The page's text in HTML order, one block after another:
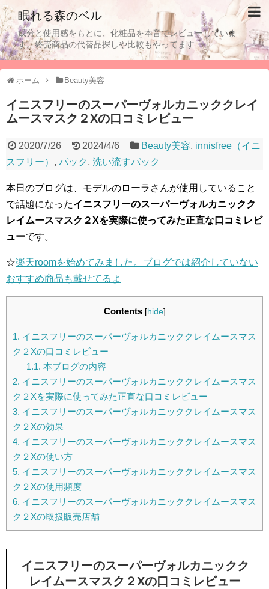
眠れる森のベル
成分と使用感をもとに、化粧品を本音でレビューしていま
す。終売商品の代替品探しや比較もやってます
ホーム Beauty美容
イニスフリーのスーパーヴォルカニッククレイ
ムースマスク２Xの口コミレビュー
2020/7/26 2024/4/6 Beauty美容, innisfree（イニ
スフリー） , パック , 洗い流すパック
本日のブログは、モデルのローラさんが使用していること
で話題になったイニスフリーのスーパーヴォルカニックク
レイムースマスク２Xを実際に使ってみた正直な口コミレビ
ューです。
☆楽天roomを始めてみました。ブログでは紹介していない
おすすめ商品も載せてるよ
Contents [hide]
1. イニスフリーのスーパーヴォルカニッククレイムースマス
ク２Xの口コミレビュー
1.1. 本ブログの内容
2. イニスフリーのスーパーヴォルカニッククレイムースマス
ク２Xを実際に使ってみた正直な口コミレビュー
3. イニスフリーのスーパーヴォルカニッククレイムースマス
ク２Xの効果
4. イニスフリーのスーパーヴォルカニッククレイムースマス
ク２Xの使い方
5. イニスフリーのスーパーヴォルカニッククレイムースマス
ク２Xの使用頻度
6. イニスフリーのスーパーヴォルカニッククレイムースマス
ク２Xの取扱販売店舗
イニスフリーのスーパーヴォルカニックク
レイムースマスク２Xの口コミレビュー